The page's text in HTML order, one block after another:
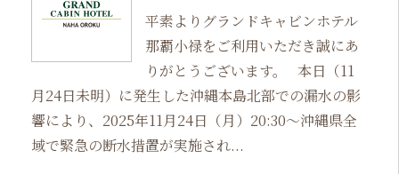
平素よりグランドキャビンホテル
那覇小禄をご利用いただき誠にあ
りがとうございます。 本日（11
月24日未明）に発生した沖縄本島北部での漏水の影
響により、2025年11月24日（月）20:30～沖縄県全
域で緊急の断水措置が実施され...